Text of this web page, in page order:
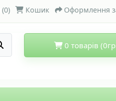
Кошик Оформлення
0 товарів